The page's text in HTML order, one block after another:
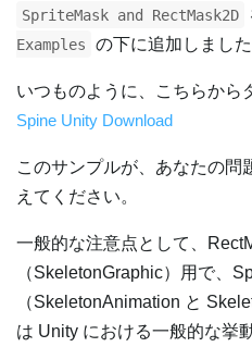
SpriteMask and RectMask2D
Examples
の下に追加しました
いつものように、こちらから
Spine Unity Download
このサンプルが、あなたの問
えてください。
一般的な注意点として、
（SkeletonGraphic）用で、
（SkeletonAnimation と
は Unity における一般的な挙